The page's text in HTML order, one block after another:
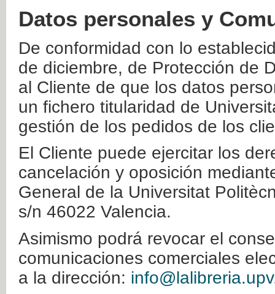
Datos personales y
De conformidad con lo
de diciembre, de Protección de
al Cliente de que los datos
un fichero titularidad de
gestión de los pedidos de los
El Cliente puede ejercitar los
cancelación y oposición
General de la Universitat
s/n 46022 Valencia.
Asimismo podrá revocar el
comunicaciones comerciales
a la dirección: